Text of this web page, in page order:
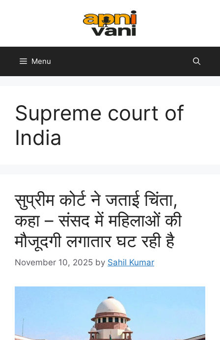
Menu
Supreme court of
India
सुप्रीम कोर्ट ने जताई चिंता,
कहा – संसद में महिलाओं की
मौजूदगी लगातार घट रही है
November 10, 2025 by Sahil Kumar